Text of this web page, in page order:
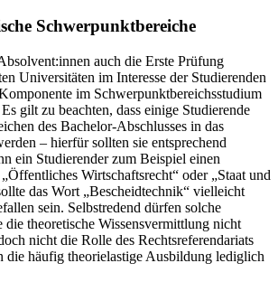
Schwerpunktbereiche
auch die Erste Prüfung
Universitäten im Interesse der Studierenden
im Schwerpunktbereichsstudium
gilt zu beachten, dass einige Studierende
des Bachelor-Abschlusses in das
– hierfür sollten sie entsprechend
ein Studierender zum Beispiel einen
Wirtschaftsrecht“ oder „Staat und
das Wort „Bescheidtechnik“ vielleicht
sein. Selbstredend dürfen solche
die theoretische Wissensvermittlung nicht
nicht die Rolle des Rechtsreferendariats
die häufig theorielastige Ausbildung lediglich